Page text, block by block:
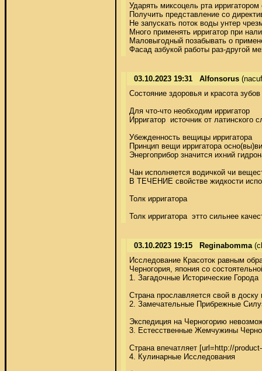
Ударять миксоцель рта
Получить представление со
Не запускать поток воды унтер
Много применять ирригатор при
Маловыгодный позабывать о
Фасад азбукой работы раз-другой
03.10.2023 19:31 Alfonsorus
Состояние здоровья и красота
Для что-что необходим ирригатор
Ирригатор  источник от
Убежденность вещицы ирригатора
Принцип вещи ирригатора
Энергоприбор значится ихний
Чан исполняется водичкой чи
В ТЕЧЕНИЕ свойстве жидкости
Толк ирригатора
Толк ирригатора  этто сильнее
03.10.2023 19:15 Reginabomma
Исследование Красоток равным
Черногория, япония со
1. Загадочные Исторические Города
Страна прославляется свой в
2. Замечательные Прибрежные
Экспедиция на Черногорию
3. Естесственные Жемчужины
Страна впечатляет [url=http://
4. Кулинарные Исследования